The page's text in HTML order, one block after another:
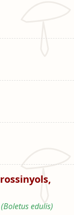
edulis)